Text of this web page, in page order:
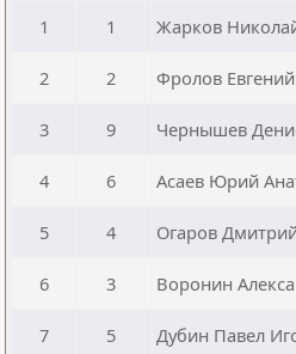
1
1 Жарков
2 2 Фролов
3 9 Чернышев
4 6 Асаев Юрий
5 4 Огаров
6 3 Воронин
7 5 Дубин Павел